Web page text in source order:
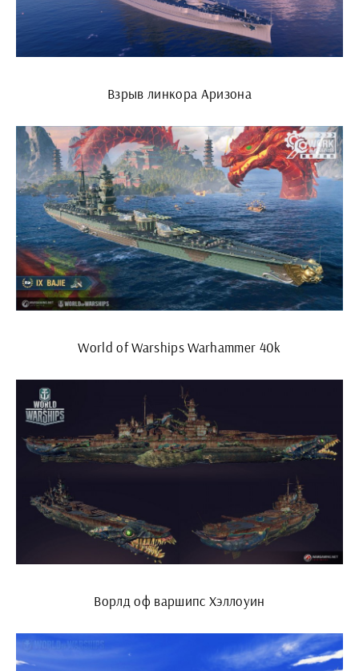
Взрыв линкора Аризона
World of Warships Warhammer 40k
Ворлд оф варшипс Хэллоуин